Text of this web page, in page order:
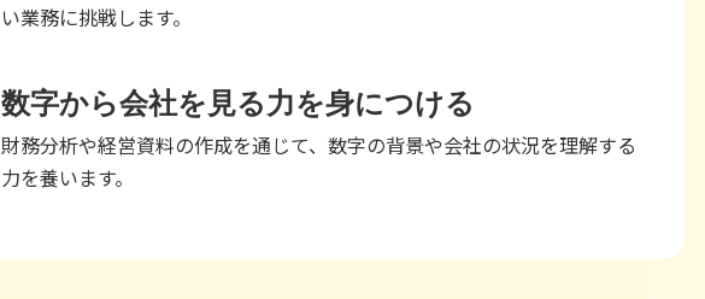
い業務に挑戦します。
数字から会社を見る力を身につける
財務分析や経営資料の作成を通じて、数字の背景や会社の状況を理解する
力を養います。